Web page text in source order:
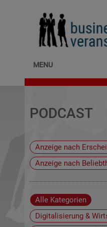
MENU
PODCAST
Alle Kategorien
Digitalisierung &